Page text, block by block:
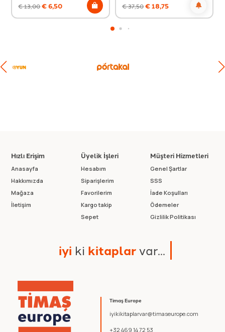
€13,00€6,50 €37,50€18,75
Timaş Europe
iyikikitaplarvar@timaseurope.com
+32 469 14 72 53
Hızlı Erişim
Anasayfa
Hakkımızda
Mağaza
İletişim
Üyelik İşleri
Hesabım
Siparişlerim
Favorilerim
Kargo takip
Sepet
Müşteri Hizmetleri
Genel Şartlar
SSS
İade Koşulları
Ödemeler
Gizlilik Politikası
iyi ki kitaplarvar...